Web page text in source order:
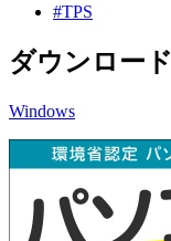
#TPS
ダウンロード
Windows